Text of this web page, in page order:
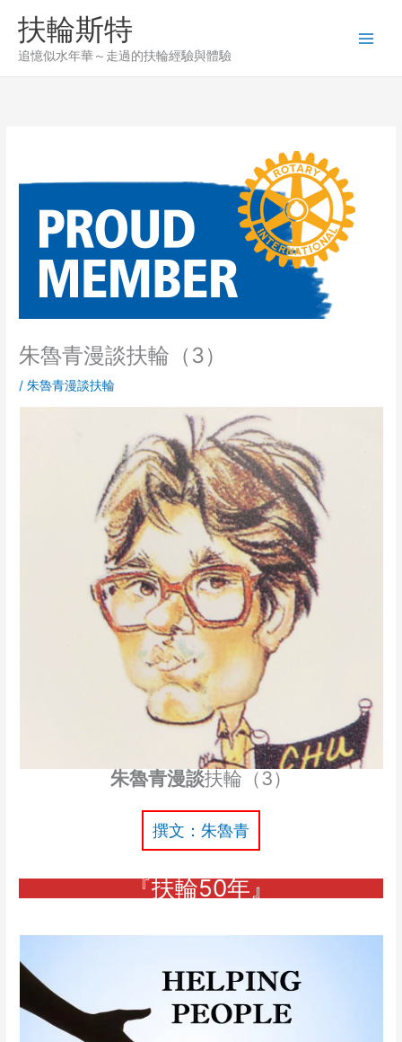
content
扶輪斯特
追憶似水年華～走過的扶輪經驗與體驗
朱魯青漫談扶輪（3）
/朱魯青漫談扶輪
朱魯青漫談扶輪（3）
撰文：朱魯青
『扶輪50年』